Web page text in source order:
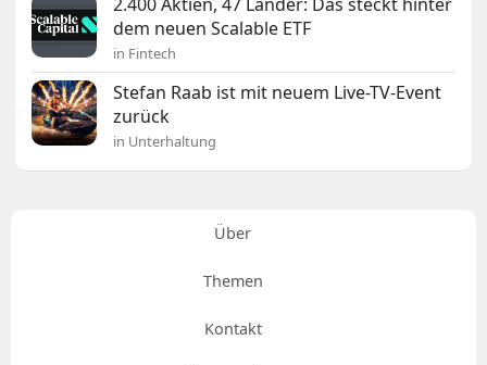
2.400 Aktien, 47 Länder: Das steckt hinter
dem neuen Scalable ETF
in Fintech
Stefan Raab ist mit neuem Live-TV-Event
zurück
in Unterhaltung
Über
Themen
Kontakt